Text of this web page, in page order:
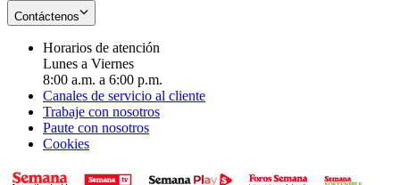
Contáctenos
Horarios de atención
Lunes a Viernes
8:00 a.m. a 6:00 p.m.
Canales de servicio al cliente
Trabaje con nosotros
Paute con nosotros
Cookies